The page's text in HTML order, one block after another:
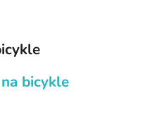
bicykle